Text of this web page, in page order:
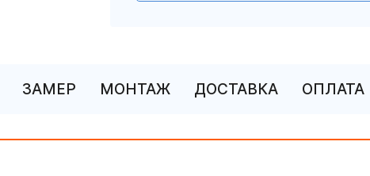
ЗАМЕР МОНТАЖ ДОСТАВКА ОПЛАТА